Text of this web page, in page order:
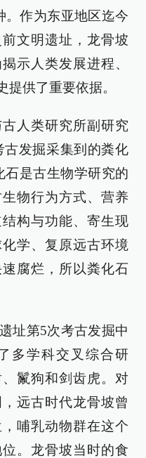
。作为东亚地区迄今
文明遗址，龙骨坡
示人类发展进程、
提供了重要依据。
人类研究所副研究
古发掘采集到的粪化
石是古生物学研究的
物行为方式、营养
构与功能、寄生现
学、复原远古环境
腐烂，所以粪化石
址第5次考古发掘中
多学科交叉综合研
鬣狗和剑齿虎。对
远古时代龙骨坡曾
哺乳动物群在这个
。龙骨坡当时的食